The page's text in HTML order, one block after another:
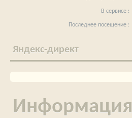
Яндекс-директ
Информация